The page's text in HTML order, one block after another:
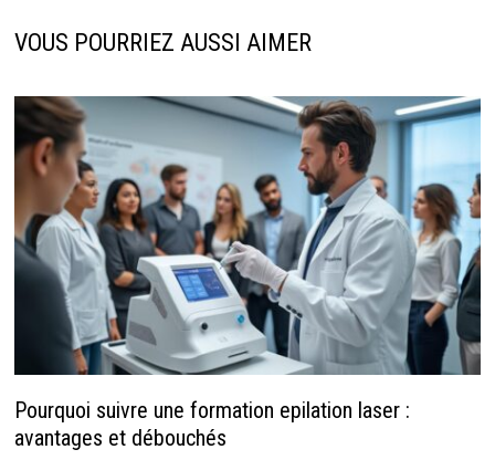
VOUS POURRIEZ AUSSI AIMER
Pourquoi suivre une formation epilation laser :
avantages et débouchés